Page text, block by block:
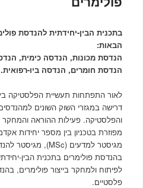
בתכנית הבין-יחידתית להנדסת
הבאות:
הנדסת מכונות, הנדסה כימית,
הנדסת חומרים, הנדסה ביו-רפואית.
לאור התפתחות תעשיית הפלסטיקה
דרישה במגזרי השוק השונים
והפלסטיקה. פעילות ההוראה והמחקר
מפוזרת בטכניון בין מספר יחידות
מגיסטר למדעים (MSc), מגיסטר
בהנדסת פולימרים בתכנית הבין-
לפיתוח ולמחקר בייצור פולימרים,
פלסטיים.